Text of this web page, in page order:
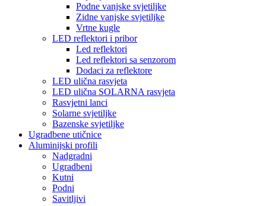
Podne vanjske svjetiljke
Zidne vanjske svjetiljke
Vrtne kugle
LED reflektori i pribor
Led reflektori
Led reflektori sa senzorom
Dodaci za reflektore
LED ulična rasvjeta
LED ulična SOLARNA rasvjeta
Rasvjetni lanci
Solarne svjetiljke
Bazenske svjetiljke
Ugradbene utičnice
Aluminijski profili
Nadgradni
Ugradbeni
Kutni
Podni
Savitljivi